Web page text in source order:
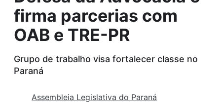
firma parcerias com
OAB e TRE-PR
Grupo de trabalho visa fortalecer classe no
Paraná
Assembleia Legislativa do Paraná